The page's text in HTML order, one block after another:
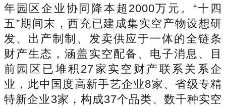
年园区企业协同降本超2000万元。“十四
五”期间末，西充已建成集实空产物设想研
发、出产制制、发卖供应于一体的全链条
财产生态，涵盖实空配备、电子消息、目
前园区已堆积27家实空财产联系关系企
业，此中国度高新手艺企业8家、省级专精
特新企业3家，构成37个品类、数千种实空